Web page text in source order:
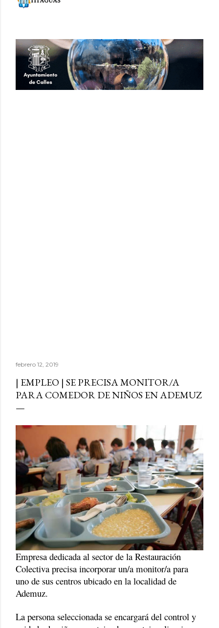
febrero 12, 2019
| EMPLEO | SE PRECISA MONITOR/A
PARA COMEDOR DE NIÑOS EN ADEMUZ
Empresa dedicada al sector de la Restauración
Colectiva precisa incorporar un/a monitor/a para
uno de sus centros ubicado en la localidad de
Ademuz.
La persona seleccionada se encargará del control y